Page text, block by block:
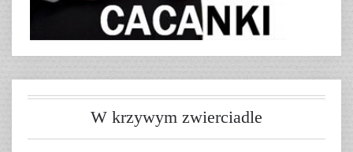
W krzywym zwierciadle